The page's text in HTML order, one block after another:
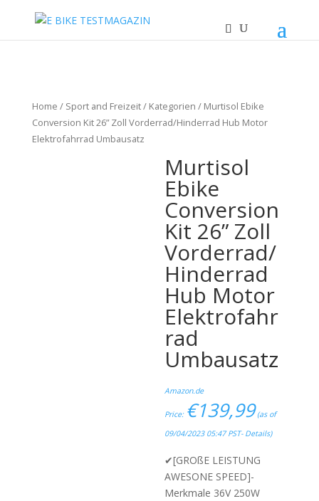
Home / Sport and Freizeit/ Kategorien / Murtisol Ebike
Conversion Kit 26” Zoll Vorderrad/Hinderrad Hub Motor
Elektrofahrrad Umbausatz
Murtisol
Ebike
Conversion
Kit 26” Zoll
Vorderrad/
Hinderrad
Hub Motor
Elektrofahr
rad
Umbausatz
Amazon.de
Price: €139,99(as of
09/04/2023 05:47 PST- Details)
✔[GROßE LEISTUNG
AWESONE SPEED]-
Merkmale 36V 250W